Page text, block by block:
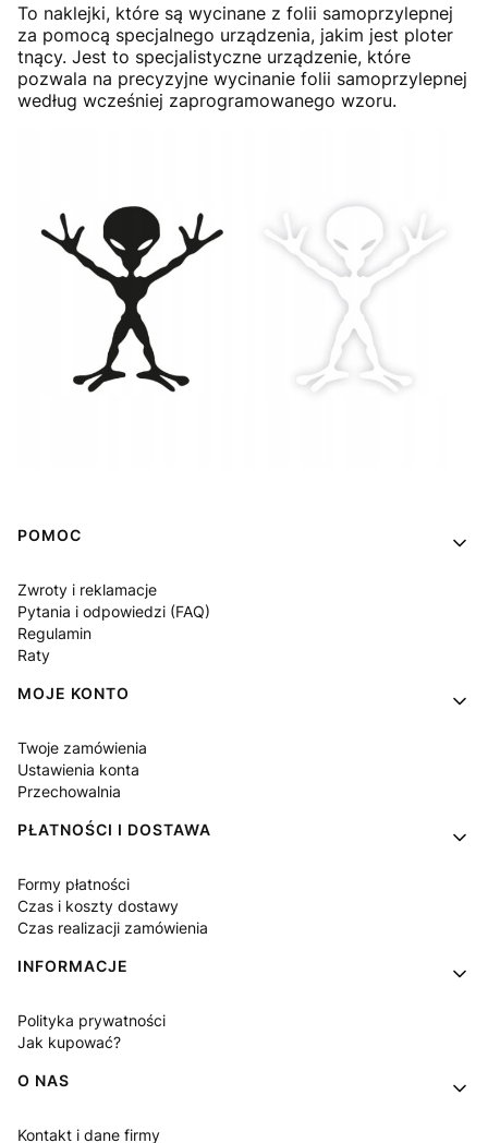
To naklejki, które są wycinane z folii samoprzylepnej
za pomocą specjalnego urządzenia, jakim jest ploter
tnący. Jest to specjalistyczne urządzenie, które
pozwala na precyzyjne wycinanie folii samoprzylepnej
według wcześniej zaprogramowanego wzoru.
Linki w stopce
POMOC
Zwroty i reklamacje
Pytania i odpowiedzi (FAQ)
Regulamin
Raty
MOJE KONTO
Twoje zamówienia
Ustawienia konta
Przechowalnia
PŁATNOŚCI I DOSTAWA
Formy płatności
Czas i koszty dostawy
Czas realizacji zamówienia
INFORMACJE
Polityka prywatności
Jak kupować?
O NAS
Kontakt i dane firmy